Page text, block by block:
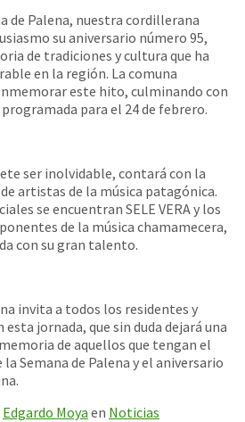
de Palena, nuestra cordillerana
su aniversario número 95,
de tradiciones y cultura que ha
en la región. La comuna
este hito, culminando con
para el 24 de febrero.
ser inolvidable, contará con la
artistas de la música patagónica.
se encuentran SELE VERA y los
de la música chamamecera,
con su gran talento.
invita a todos los residentes y
jornada, que sin duda dejará una
de aquellos que tengan el
Semana de Palena y el aniversario
Edgardo Moya en Noticias